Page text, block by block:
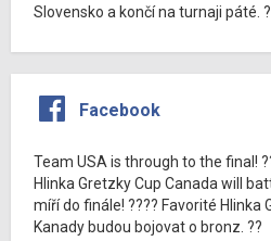
Slovensko a končí na turnaji páté.
Facebook
Team USA is through to the final!
Hlinka Gretzky Cup Canada will
míří do finále! ???? Favorité Hlinka
Kanady budou bojovat o bronz. ??